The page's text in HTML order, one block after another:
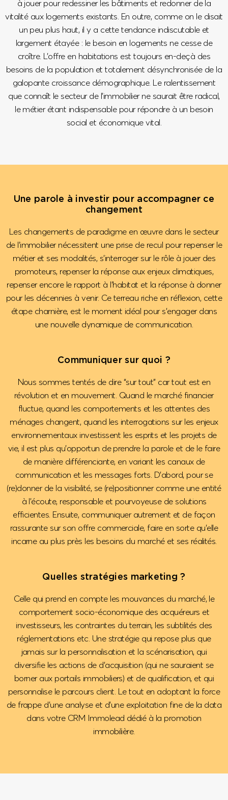
à jouer pour redessiner les bâtiments et redonner de la
vitalité aux logements existants. En outre, comme on le disait
un peu plus haut, il y a cette tendance indiscutable et
largement étayée : le besoin en logements ne cesse de
croître. L’offre en habitations est toujours en-deçà des
besoins de la population et totalement désynchronisée de la
galopante croissance démographique. Le ralentissement
que connaît le secteur de l’immobilier ne saurait être radical,
le métier étant indispensable pour répondre à un besoin
social et économique vital.
Une parole à investir pour accompagner ce
changement
Les changements de paradigme en œuvre dans le secteur
de l’immobilier nécessitent une prise de recul pour repenser le
métier et ses modalités, s’interroger sur le rôle à jouer des
promoteurs, repenser la réponse aux enjeux climatiques,
repenser encore le rapport à l’habitat et la réponse à donner
pour les décennies à venir. Ce terreau riche en réflexion, cette
étape charnière, est le moment idéal pour s’engager dans
une nouvelle dynamique de communication.
Communiquer sur quoi ?
Nous sommes tentés de dire “sur tout” car tout est en
révolution et en mouvement. Quand le marché financier
fluctue, quand les comportements et les attentes des
ménages changent, quand les interrogations sur les enjeux
environnementaux investissent les esprits et les projets de
vie, il est plus qu’opportun de prendre la parole et de le faire
de manière différenciante, en variant les canaux de
communication et les messages forts. D’abord, pour se
(re)donner de la visibilité, se (re)positionner comme une entité
à l’écoute, responsable et pourvoyeuse de solutions
efficientes. Ensuite, communiquer autrement et de façon
rassurante sur son offre commerciale, faire en sorte qu’elle
incarne au plus près les besoins du marché et ses réalités.
Quelles stratégies marketing ?
Celle qui prend en compte les mouvances du marché, le
comportement socio-économique des acquéreurs et
investisseurs, les contraintes du terrain, les subtilités des
réglementations etc. Une stratégie qui repose plus que
jamais sur la personnalisation et la scénarisation, qui
diversifie les actions de d’acquisition (qui ne sauraient se
borner aux portails immobiliers) et de qualification, et qui
personnalise le parcours client. Le tout en adoptant la force
de frappe d’une analyse et d’une exploitation fine de la data
dans votre CRM Immolead dédié à la promotion
immobilière.